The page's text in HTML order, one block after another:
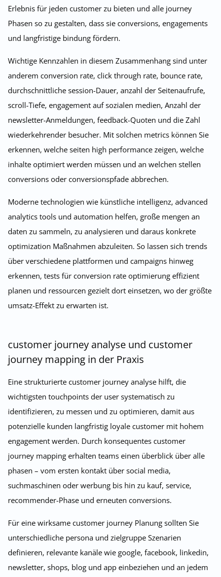
Erlebnis für jeden customer zu bieten und alle journey
Phasen so zu gestalten, dass sie conversions, engagements
und langfristige bindung fördern.
Wichtige Kennzahlen in diesem Zusammenhang sind unter
anderem conversion rate, click through rate, bounce rate,
durchschnittliche session-Dauer, anzahl der Seitenaufrufe,
scroll-Tiefe, engagement auf sozialen medien, Anzahl der
newsletter-Anmeldungen, feedback-Quoten und die Zahl
wiederkehrender besucher. Mit solchen metrics können Sie
erkennen, welche seiten high performance zeigen, welche
inhalte optimiert werden müssen und an welchen stellen
conversions oder conversionspfade abbrechen.
Moderne technologien wie künstliche intelligenz, advanced
analytics tools und automation helfen, große mengen an
daten zu sammeln, zu analysieren und daraus konkrete
optimization Maßnahmen abzuleiten. So lassen sich trends
über verschiedene plattformen und campaigns hinweg
erkennen, tests für conversion rate optimierung effizient
planen und ressourcen gezielt dort einsetzen, wo der größte
umsatz-Effekt zu erwarten ist.
customer journey analyse und customer
journey mapping in der Praxis
Eine strukturierte customer journey analyse hilft, die
wichtigsten touchpoints der user systematisch zu
identifizieren, zu messen und zu optimieren, damit aus
potenzielle kunden langfristig loyale customer mit hohem
engagement werden. Durch konsequentes customer
journey mapping erhalten teams einen überblick über alle
phasen – vom ersten kontakt über social media,
suchmaschinen oder werbung bis hin zu kauf, service,
recommender-Phase und erneuten conversions.
Für eine wirksame customer journey Planung sollten Sie
unterschiedliche persona und zielgruppe Szenarien
definieren, relevante kanäle wie google, facebook, linkedin,
newsletter, shops, blog und app einbeziehen und an jedem